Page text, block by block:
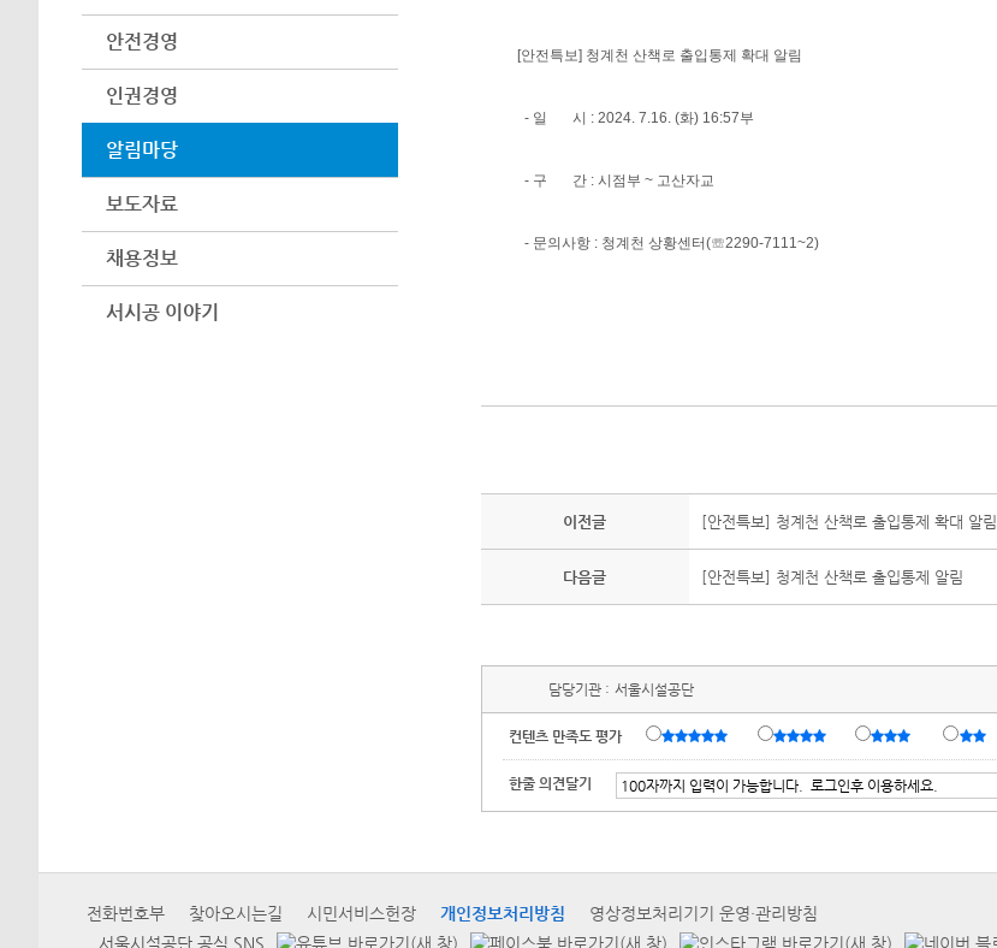
안전경영
인권경영
알림마당
보도자료
채용정보
서시공 이야기
[안전특보] 청계천 산책로 출입통제 확대 알림
- 일 시 : 2024. 7.16. (화) 16:57부
- 구 간 : 시점부 ~ 고산자교
- 문의사항 : 청계천 상황센터(☏2290-7111~2)
이전글 [안전특보] 청계천 산책로 출입통제 확대 알림
다음글 [안전특보] 청계천 산책로 출입통제 알림
담당기관 : 서울시설공단
컨텐츠 만족도 평가
한줄 의견달기
전화번호부 찾아오시는길 시민서비스헌장 개인정보처리방침
영상정보처리기기 운영·관리방침
서울시설공단 공식 SNS